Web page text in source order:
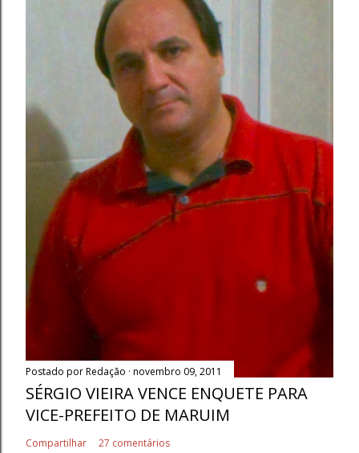
Postado porRedação novembro 09, 2011
SÉRGIO VIEIRA VENCE ENQUETE PARA
VICE-PREFEITO DE MARUIM
Compartilhar 27 comentários